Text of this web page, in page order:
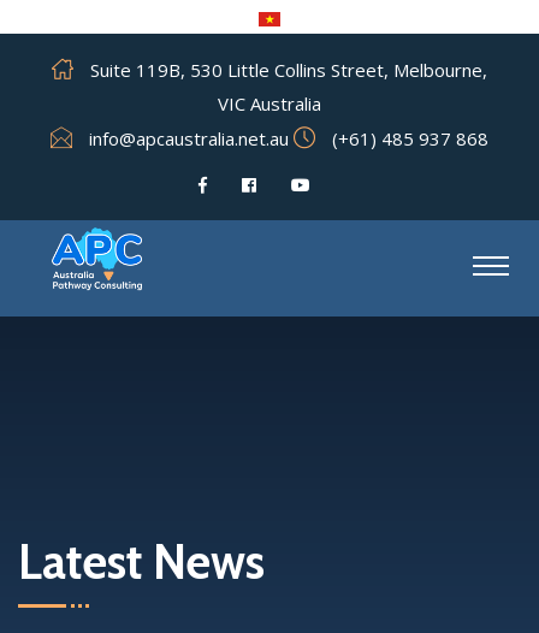
Suite 119B, 530 Little Collins Street, Melbourne,
VIC Australia
info@apcaustralia.net.au
(+61) 485 937 868
Latest News